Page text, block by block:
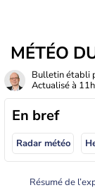
MÉTÉO
Bulletin établi
Actualisé à
En bref
Radar météo
Résumé de